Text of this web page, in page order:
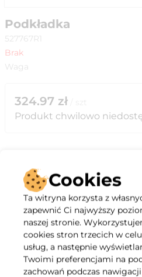
Podkładka
527767R1
Brak
Waga
324.97 zł
Produkt chwilowo
Opis
Specyfikacja
Polecane
Cookies
Ta witryna korzysta z
zapewnić Ci najwyższy
naszej stronie.
cookies stron trzecich w
usług, a następnie
Twoimi preferencjami na
zachowań podczas